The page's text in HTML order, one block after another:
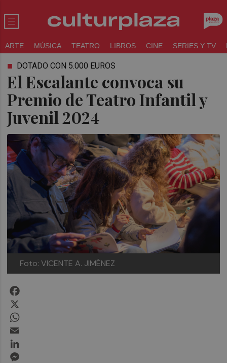
ARTE MÚSICA TEATRO LIBROS CINE SERIES Y TV
El Escalante convoca su
Premio de Teatro Infantil y
Juvenil 2024
DOTADO CON 5.000 EUROS
Foto: VICENTE A. JIMÉNEZ